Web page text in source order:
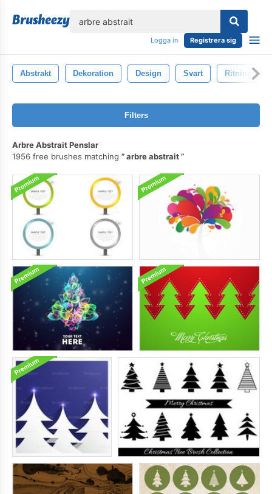
Logga in Registrera sig
Abstrakt Dekoration Design Svart Ritning
Filters
Arbre Abstrait Penslar
1956 free brushes matching
arbre abstrait